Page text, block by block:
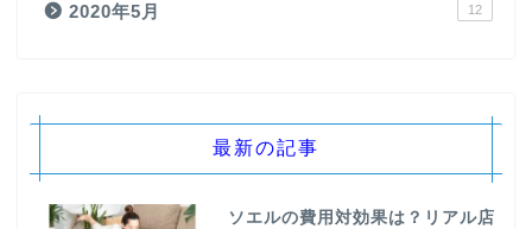
2020年5月 12
最新の記事
ソエルの費用対効果は？リアル店